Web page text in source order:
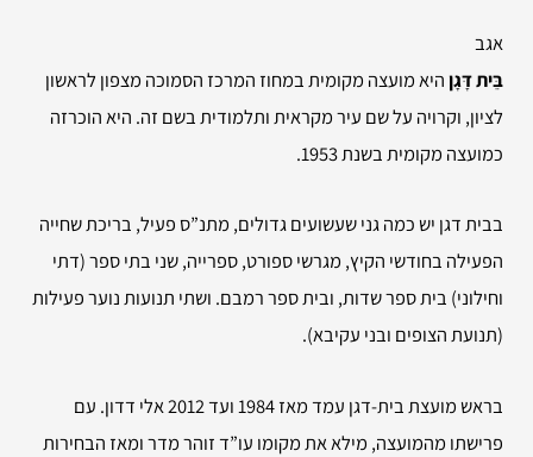
אגב
בֵּית דָּגָןהיא מועצה מקומית במחוז המרכז הסמוכה מצפון לראשון
לציון, וקרויה על שם עיר מקראית ותלמודית בשם זה. היא הוכרזה
כמועצה מקומית בשנת 1953.
בבית דגן יש כמה גני שעשועים גדולים, מתנ”ס פעיל, בריכת שחייה
הפעילה בחודשי הקיץ, מגרשי ספורט, ספרייה, שני בתי ספר (דתי
וחילוני) בית ספר שדות, ובית ספר רמבם. ושתי תנועות נוער פעילות
(תנועת הצופים ובני עקיבא).
בראש מועצת בית-דגן עמד מאז 1984 ועד 2012 אלי דדון. עם
פרישתו מהמועצה, מילא את מקומו עו”ד זוהר מדר ומאז הבחירות